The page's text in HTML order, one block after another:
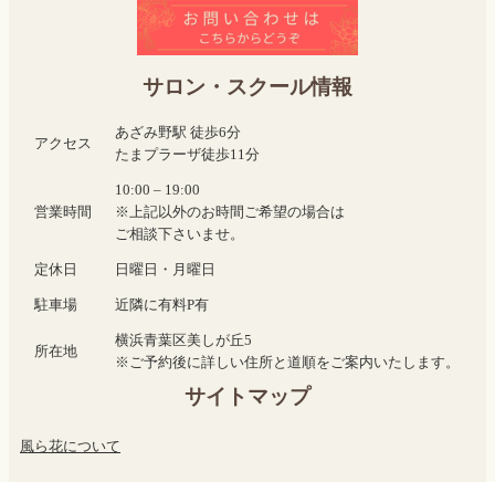
サロン・スクール情報
アクセス
あざみ野駅 徒歩6分
たまプラーザ徒歩11分
営業時間
10:00 – 19:00
※上記以外のお時間ご希望の場合は
ご相談下さいませ。
定休日 日曜日・月曜日
駐車場 近隣に有料P有
所在地
横浜青葉区美しが丘5
※ご予約後に詳しい住所と道順をご案内いたします。
サイトマップ
風ら花について